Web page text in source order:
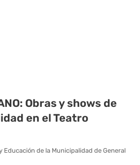
Obras y shows de
en el Teatro
Educación de la Municipalidad de General